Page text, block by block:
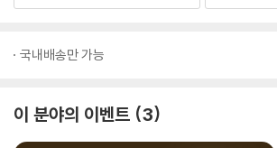
국내배송만 가능
이 분야의 이벤트 3